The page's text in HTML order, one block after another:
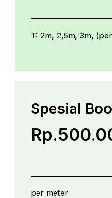
T: 2m, 2,5m, 3m,
Spesial
per meter